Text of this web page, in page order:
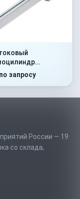
запросу
России — 19
со склада,